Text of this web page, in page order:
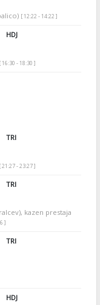
[ 12:22 - 14:22 ]
HDJ
[ 16:30 - 18:30 ]
TRI
[ 21:27 - 23:27 ]
TRI
kazen prestaja
]
TRI
HDJ